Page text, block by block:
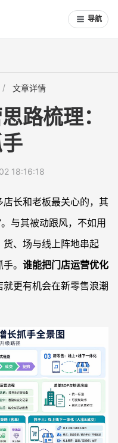
导航
关键抓手
常管理？
？
？
文章详情
路梳理：
18:16:18
店长和老板最关心的，其
与其被动跟风，不如用
、场与线上阵地串起
。 谁能把门店运营优化
就更有机会在新零售浪潮